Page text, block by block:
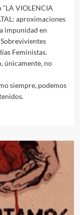
VIOLENCIA
aproximaciones
impunidad en
Feministas.
únicamente, no
siempre, podemos